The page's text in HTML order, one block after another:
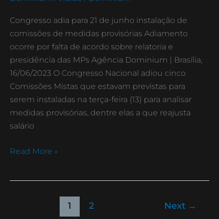
Congresso adia para 21 de junho instalação de
comissões de medidas provisórias Adiamento
ocorre por falta de acordo sobre relatoria e
presidência das MPs Agência Dominium | Brasília,
16/06/2023 O Congresso Nacional adiou cinco
Comissões Mistas que estavam previstas para
serem instaladas na terça-feira (13) para analisar
medidas provisórias, dentre elas a que reajusta
salário
junho
instalação
de
comissões
de
medidas
provisórias
Read More »
1 2 Next →